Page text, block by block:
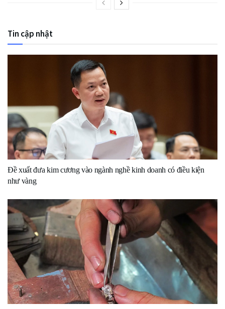
Tin cập nhật
Đề xuất đưa kim cương vào ngành nghề kinh doanh có điều kiện
như vàng